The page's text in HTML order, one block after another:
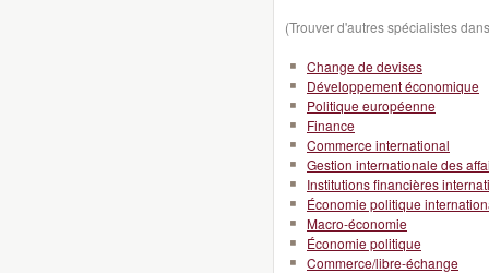
(Trouver d'autres spécialistes
Change de devises
Développement économique
Politique européenne
Finance
Commerce international
Gestion internationale des
Institutions financières
Économie politique
Macro-économie
Économie politique
Commerce/libre-échange